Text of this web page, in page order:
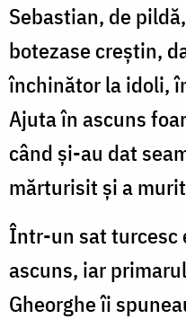
Sebastian, de
botezase creștin,
închinător la idoli,
Ajuta în ascuns
când și-au dat
mărturisit și a
Într-un sat turcesc
ascuns, iar
Gheorghe îi